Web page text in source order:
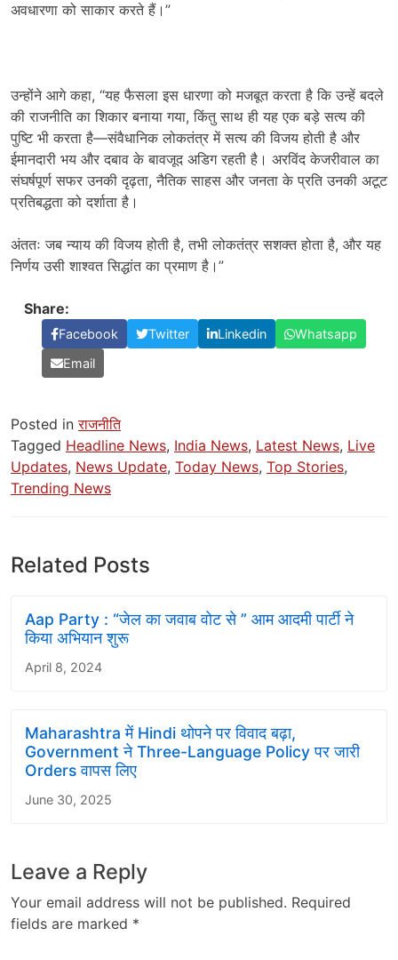
अवधारणा को साकार करते हैं।”
उन्होंने आगे कहा, “यह फैसला इस धारणा को मजबूत करता है कि उन्हें बदले
की राजनीति का शिकार बनाया गया, किंतु साथ ही यह एक बड़े सत्य की
पुष्टि भी करता है—संवैधानिक लोकतंत्र में सत्य की विजय होती है और
ईमानदारी भय और दबाव के बावजूद अडिग रहती है। अरविंद केजरीवाल का
संघर्षपूर्ण सफर उनकी दृढ़ता, नैतिक साहस और जनता के प्रति उनकी अटूट
प्रतिबद्धता को दर्शाता है।
अंततः जब न्याय की विजय होती है, तभी लोकतंत्र सशक्त होता है, और यह
निर्णय उसी शाश्वत सिद्धांत का प्रमाण है।”
Share:
Facebook Twitter Linkedin
Whatsapp
Email
Posted inराजनीति
Tagged Headline News, India News, Latest News, Live
Updates, News Update, Today News, Top Stories,
Trending News
Related Posts
Aap Party : “जेल का जवाब वोट से ” आम आदमी पार्टी ने
किया अभियान शुरू
April 8, 2024
Maharashtra में Hindi थोपने पर विवाद बढ़ा,
Government ने Three-Language Policy पर जारी
Orders वापस लिए
June 30, 2025
Leave a Reply
Your email address will not be published. Required
fields are marked *